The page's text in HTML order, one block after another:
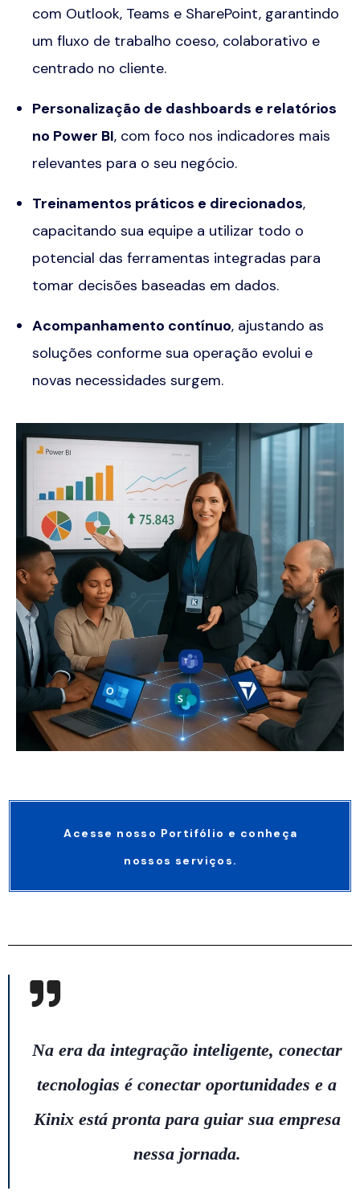
com Outlook, Teams e SharePoint, garantindo
um fluxo de trabalho coeso, colaborativo e
centrado no cliente.
Personalização de dashboards e relatórios
no Power BI, com foco nos indicadores mais
relevantes para o seu negócio.
Treinamentos práticos e direcionados,
capacitando sua equipe a utilizar todo o
potencial das ferramentas integradas para
tomar decisões baseadas em dados.
Acompanhamento contínuo, ajustando as
soluções conforme sua operação evolui e
novas necessidades surgem.
Acesse nosso Portifólio e conheça
nossos serviços.
Na era da integração inteligente, conectar
tecnologias é conectar oportunidades e a
Kinix está pronta para guiar sua empresa
nessa jornada.